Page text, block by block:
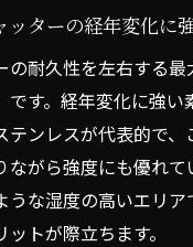
ッターの経年変化に
の耐久性を左右する最
です。経年変化に強い
テンレスが代表的で、
ながら強度にも優れ
うな湿度の高いエリ
トが際立ちます。